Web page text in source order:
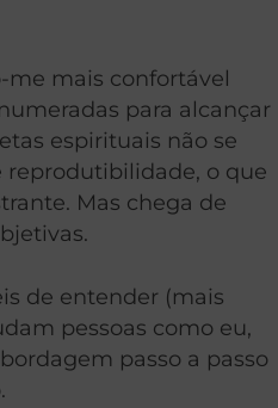
me mais confortável
para alcançar
espirituais não se
reprodutibilidade, o que
Mas chega de
de entender (mais
pessoas como eu,
passo a passo